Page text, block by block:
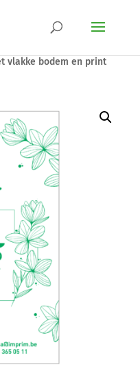
vlakke bodem en print